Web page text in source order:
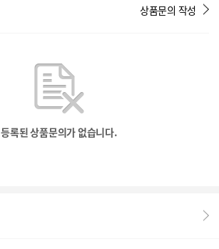
상품문의 작성
등록된 상품문의가 없습니다.